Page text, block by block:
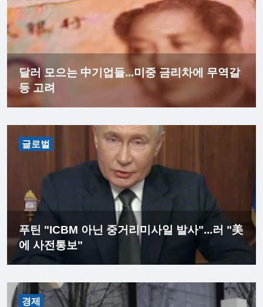
달러 모으는 中기업들...미중 금리차에 무역갈
등 고려
글로벌
푸틴 "ICBM 아닌 중거리미사일 발사"...러 "美
에 사전통보"
경제